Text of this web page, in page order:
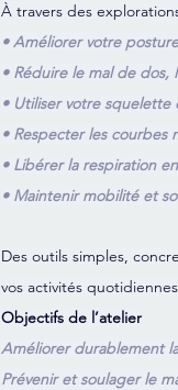
À travers des
• Améliorer votre
• Réduire le mal de dos,
• Utiliser votre squelette
• Respecter les courbes
• Libérer la respiration
• Maintenir mobilité et
Des outils simples,
vos activités
Objectifs de l’atelier
Améliorer durablement
Prévenir et soulager le